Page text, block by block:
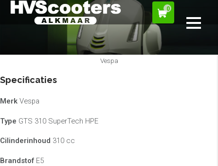
0
Vespa
Specificaties
Merk Vespa
Type GTS 310 SuperTech HPE
Cilinderinhoud 310 cc
Brandstof E5